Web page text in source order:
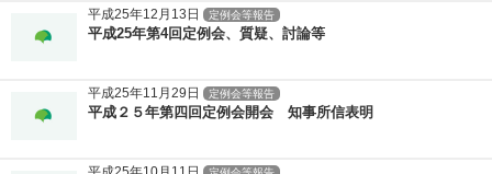
平成25年12月13日 定例会等報告
平成25年第4回定例会、質疑、討論等
平成25年11月29日 定例会等報告
平成２５年第四回定例会開会 知事所信表明